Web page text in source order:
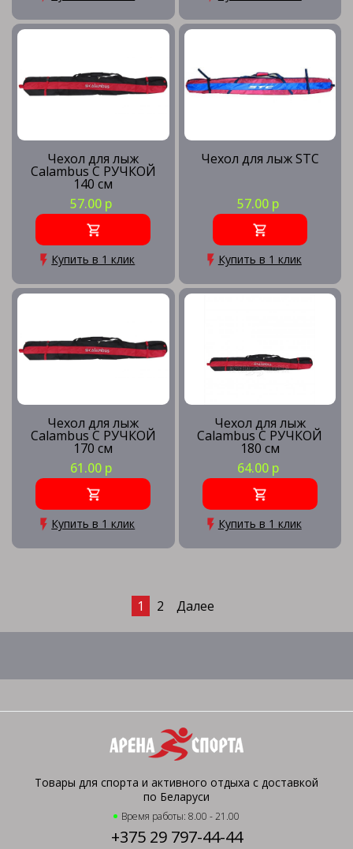
Чехол для лыж
Calambus С РУЧКОЙ
140 см
57.00 р
Купить в 1 клик
Чехол для лыж STC
57.00 р
Купить в 1 клик
Чехол для лыж
Calambus С РУЧКОЙ
170 см
61.00 р
Купить в 1 клик
Чехол для лыж
Calambus С РУЧКОЙ
180 см
64.00 р
Купить в 1 клик
1 2 Далее
Товары для спорта и активного отдыха с доставкой
по Беларуси
Время работы: 8.00 - 21.00
+375 29 797-44-44